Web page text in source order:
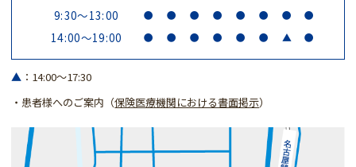
9:30～13:00 ● ● ● ● ● ● ● ●
14:00～19:00 ● ● ● ● ● ● ▲ ●
▲ ：14:00～17:30
・患者様へのご案内（保険医療機関における書面掲示）